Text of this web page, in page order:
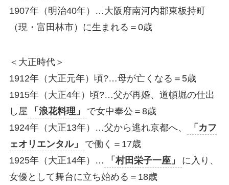
1907年（明治40年）…大阪府南河内郡東板持町
（現・富田林市）に生まれる＝0歳
＜大正時代＞
1912年（大正元年）頃?…母が亡くなる＝5歳
1915年（大正4年）頃?…父が再婚、道頓堀の仕出
し屋
「浪花料理」
で女中奉公＝8歳
1924年（大正13年）…父から逃れ京都へ、
「カフ
ェオリエンタル」
で働く＝17歳
1925年（大正14年）…
「村田栄子一座」
に入り、
女優として舞台に立ち始める＝18歳